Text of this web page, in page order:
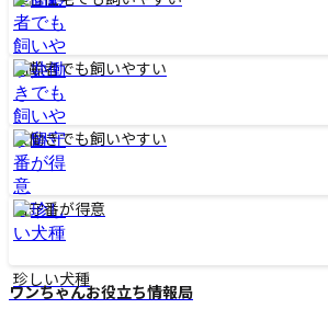
高齢者でも飼いやすい
共働きでも飼いやすい
留守番が得意
珍しい犬種
ワンちゃんお役立ち情報局